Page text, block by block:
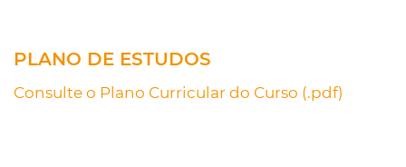
PLANO DE ESTUDOS
Consulte o Plano Curricular do Curso (.pdf)